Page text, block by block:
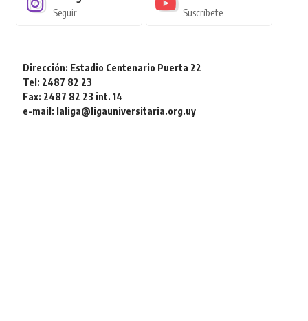
Seguir Suscríbete
Dirección: Estadio Centenario Puerta 22
Tel: 2487 82 23
Fax: 2487 82 23 int. 14
e-mail: laliga@ligauniversitaria.org.uy